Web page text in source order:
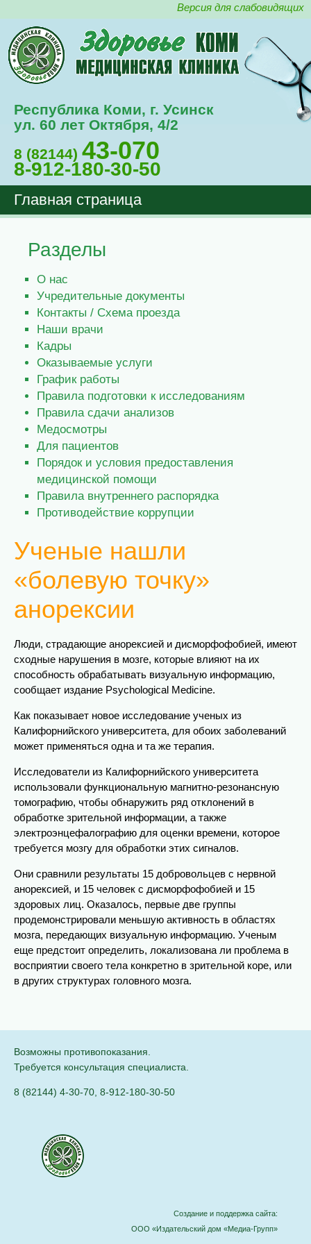
Версия для слабовидящих
Республика Коми, г. Усинск
ул. 60 лет Октября, 4/2
8 (82144) 43-070
8-912-180-30-50
Главная страница
Разделы
О нас
Учредительные документы
Контакты / Схема проезда
Наши врачи
Кадры
Оказываемые услуги
График работы
Правила подготовки к исследованиям
Правила сдачи анализов
Медосмотры
Для пациентов
Порядок и условия предоставления
медицинской помощи
Правила внутреннего распорядка
Противодействие коррупции
Ученые нашли
«болевую точку»
анорексии
Люди, страдающие анорексией и дисморфофобией, имеют
сходные нарушения в мозге, которые влияют на их
способность обрабатывать визуальную информацию,
сообщает издание Psychological Medicine.
Как показывает новое исследование ученых из
Калифорнийского университета, для обоих заболеваний
может применяться одна и та же терапия.
Исследователи из Калифорнийского университета
использовали функциональную магнитно-резонансную
томографию, чтобы обнаружить ряд отклонений в
обработке зрительной информации, а также
электроэнцефалографию для оценки времени, которое
требуется мозгу для обработки этих сигналов.
Они сравнили результаты 15 добровольцев с нервной
анорексией, и 15 человек с дисморфофобией и 15
здоровых лиц. Оказалось, первые две группы
продемонстрировали меньшую активность в областях
мозга, передающих визуальную информацию. Ученым
еще предстоит определить, локализована ли проблема в
восприятии своего тела конкретно в зрительной коре, или
в других структурах головного мозга.
Возможны противопоказания.
Требуется консультация специалиста.
8 (82144) 4-30-70 8-912-180-30-50
Создание и поддержка сайта:
ООО «Издательский дом «Медиа-Групп»